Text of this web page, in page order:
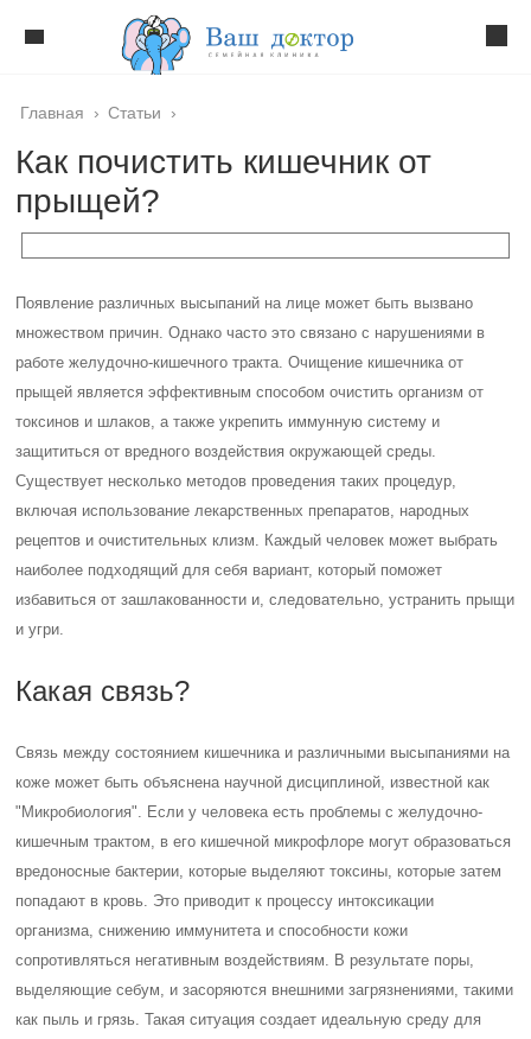
Главная › Статьи ›
Как почистить кишечник от
прыщей?
Появление различных высыпаний на лице может быть вызвано
множеством причин. Однако часто это связано с нарушениями в
работе желудочно-кишечного тракта. Очищение кишечника от
прыщей является эффективным способом очистить организм от
токсинов и шлаков, а также укрепить иммунную систему и
защититься от вредного воздействия окружающей среды.
Существует несколько методов проведения таких процедур,
включая использование лекарственных препаратов, народных
рецептов и очистительных клизм. Каждый человек может выбрать
наиболее подходящий для себя вариант, который поможет
избавиться от зашлакованности и, следовательно, устранить прыщи
и угри.
Какая связь?
Связь между состоянием кишечника и различными высыпаниями на
коже может быть объяснена научной дисциплиной, известной как
"Микробиология". Если у человека есть проблемы с желудочно-
кишечным трактом, в его кишечной микрофлоре могут образоваться
вредоносные бактерии, которые выделяют токсины, которые затем
попадают в кровь. Это приводит к процессу интоксикации
организма, снижению иммунитета и способности кожи
сопротивляться негативным воздействиям. В результате поры,
выделяющие себум, и засоряются внешними загрязнениями, такими
как пыль и грязь. Такая ситуация создает идеальную среду для